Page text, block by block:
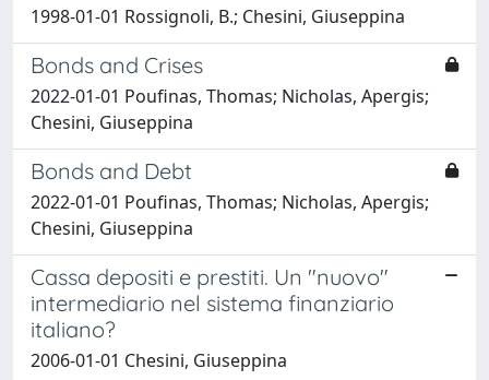
1998-01-01 Rossignoli, B.; Chesini, Giuseppina
Bonds and Crises
2022-01-01 Poufinas, Thomas; Nicholas, Apergis;
Chesini, Giuseppina
Bonds and Debt
2022-01-01 Poufinas, Thomas; Nicholas, Apergis;
Chesini, Giuseppina
Cassa depositi e prestiti. Un "nuovo"
intermediario nel sistema finanziario
italiano?
2006-01-01 Chesini, Giuseppina